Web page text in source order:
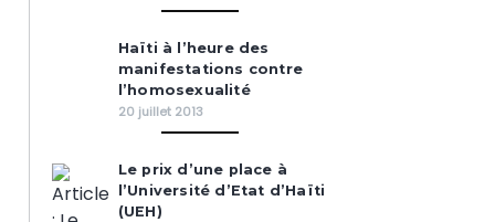
Haïti à l’heure des
manifestations contre
l’homosexualité
20 juillet 2013
Le prix d’une place à
l’Université d’Etat d’Haïti
(UEH)